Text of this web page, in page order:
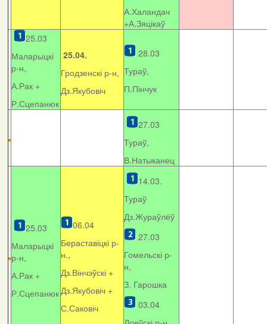
А.Халандач
+А.Зяцікаў
25.03
Маларыцкі
р-н,
А.Рак +
Р.Сцепанюк
25.04.
Гродзенскі р-н,
Дз.Якубовіч
28.03
Тураў,
П.Пінчук
27.03
Тураў,
В.Натыканец
25.03
Маларыцкі
р-н,
А.Рак +
Р.Сцепанюк
06.04
Бераставіцкі р-
н.,
Дз.Вінчэўскі +
Дз.Якубовіч +
С.Саковіч
14.03.
Тураў
Дз.Жураўлёў
27.03
Гомельскі р-
н,
З. Гарошка
03.04